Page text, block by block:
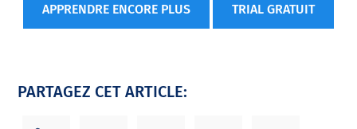
APPRENDRE ENCORE PLUS TRIAL GRATUIT
PARTAGEZ CET ARTICLE: